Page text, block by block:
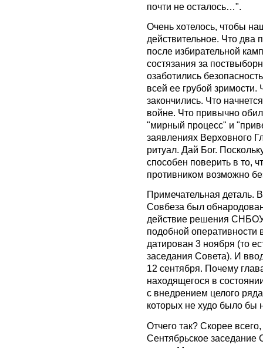
почти не осталось…".
Очень хотелось, чтобы
действительное. Что два
после избирательной
состязания за
озаботились
всей ее грубой
закончились. Что
войне. Что привычно
"мирный процесс" и
заявлениях Верховного
ритуал. Дай Бог.
способен поверить в то,
противником возможно
Примечательная деталь.
Совбеза был
действие решения
подобной оперативности
датирован 3 ноября (то
заседания Совета). И
12 сентября. Почему
находящегося в
с внедрением целого
которых не худо было бы
Отчего так? Скорее
Сентябрьское заседание